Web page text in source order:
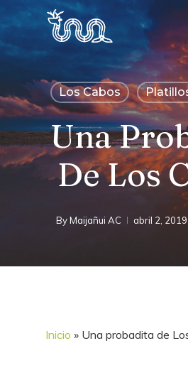
main
content
Los Cabos
Una
De Los
ByMaijañui AC abril 2, 2019
Inicio » Una probadita de